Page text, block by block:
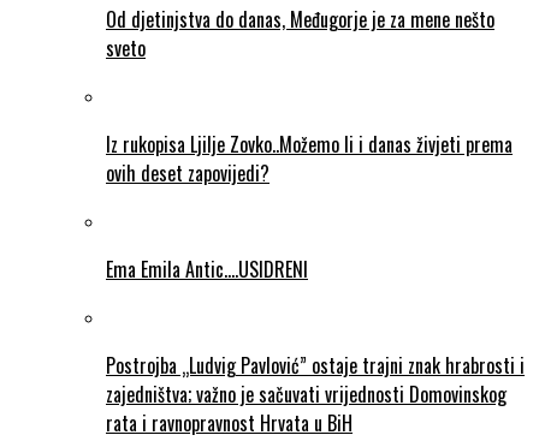
Od djetinjstva do danas, Međugorje je za mene nešto
sveto
Iz rukopisa Ljilje Zovko..Možemo li i danas živjeti prema
ovih deset zapovijedi?
Ema Emila Antic….USIDRENI
Postrojba „Ludvig Pavlović” ostaje trajni znak hrabrosti i
zajedništva; važno je sačuvati vrijednosti Domovinskog
rata i ravnopravnost Hrvata u BiH